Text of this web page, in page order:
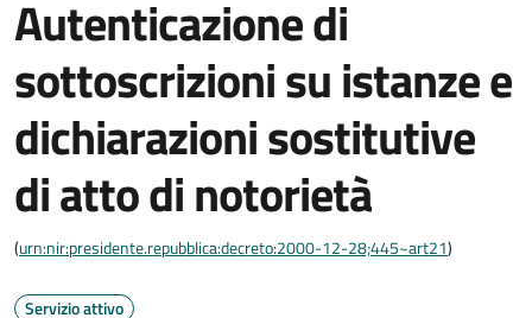
Autenticazione di
sottoscrizioni su istanze e
dichiarazioni sostitutive
di atto di notorietà
(urn:nir:presidente.repubblica:decreto:2000-12-28;445~art21)
Servizio attivo